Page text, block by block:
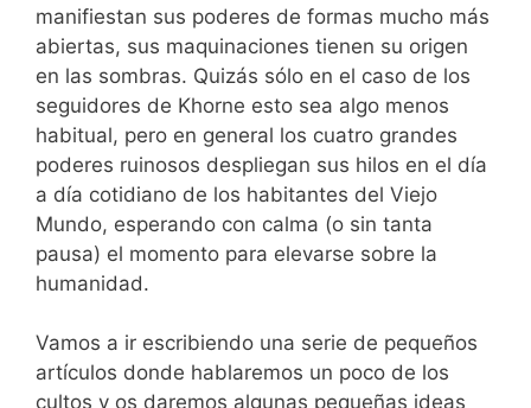
manifiestan sus poderes de formas mucho más
abiertas, sus maquinaciones tienen su origen
en las sombras. Quizás sólo en el caso de los
seguidores de Khorne esto sea algo menos
habitual, pero en general los cuatro grandes
poderes ruinosos despliegan sus hilos en el día
a día cotidiano de los habitantes del Viejo
Mundo, esperando con calma (o sin tanta
pausa) el momento para elevarse sobre la
humanidad.
Vamos a ir escribiendo una serie de pequeños
artículos donde hablaremos un poco de los
cultos y os daremos algunas pequeñas ideas